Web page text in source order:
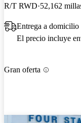
R/T RWD 52,162
Entrega a domicilio
El precio incluye
Gran oferta